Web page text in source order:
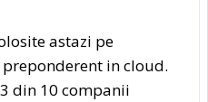
astazi pe
in cloud.
din 10 companii